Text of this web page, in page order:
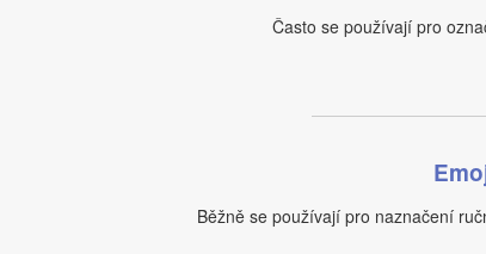
Často se používají pro
Běžně se používají pro naznačení